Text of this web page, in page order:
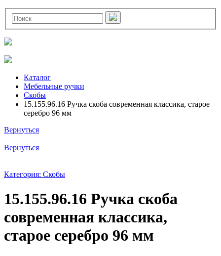
Каталог
Мебельные ручки
Скобы
15.155.96.16 Ручка скоба современная классика, старое
серебро 96 мм
Вернуться
Вернуться
Категория: Скобы
15.155.96.16 Ручка скоба
современная классика,
старое серебро 96 мм